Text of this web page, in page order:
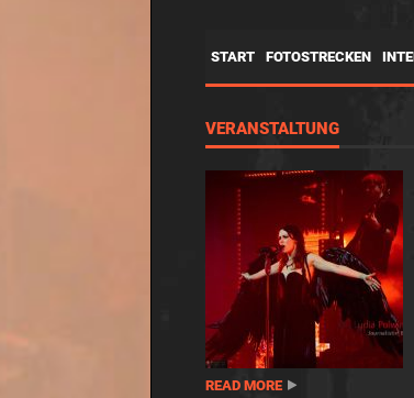
START FOTOSTRECKEN
VERANSTALTUNG
READ MORE